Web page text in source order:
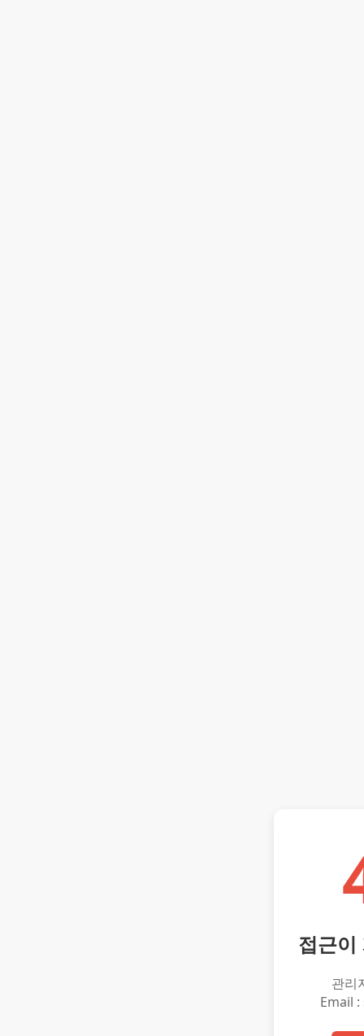
접근이
관리
Email